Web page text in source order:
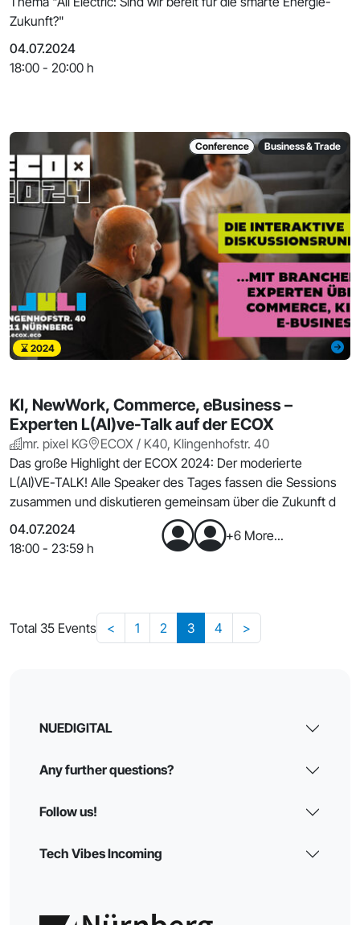
Zukunft?"
04.07.2024
18:00 - 20:00 h
Conference Business & Trade
2024
KI, NewWork, Commerce, eBusiness –
Experten L(AI)ve-Talk auf der ECOX
mr. pixel KG
ECOX / K40, Klingenhofstr. 40
Das große Highlight der ECOX 2024: Der moderierte
L(AI)VE-TALK! Alle Speaker des Tages fassen die Sessions
zusammen und diskutieren gemeinsam über die Zukunft d
04.07.2024
18:00 - 23:59 h
+6 More...
Total 35 Events < 1 2 3 4 >
NUEDIGITAL
Any further questions?
Follow us!
Tech Vibes Incoming